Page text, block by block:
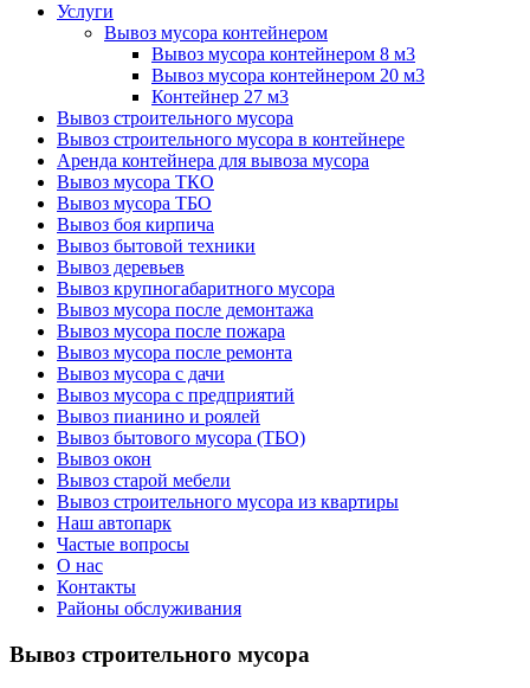
Услуги
Вывоз мусора контейнером
Вывоз мусора контейнером 8 м3
Вывоз мусора контейнером 20 м3
Контейнер 27 м3
Вывоз строительного мусора
Вывоз строительного мусора в контейнере
Аренда контейнера для вывоза мусора
Вывоз мусора ТКО
Вывоз мусора ТБО
Вывоз боя кирпича
Вывоз бытовой техники
Вывоз деревьев
Вывоз крупногабаритного мусора
Вывоз мусора после демонтажа
Вывоз мусора после пожара
Вывоз мусора после ремонта
Вывоз мусора с дачи
Вывоз мусора с предприятий
Вывоз пианино и роялей
Вывоз бытового мусора (ТБО)
Вывоз окон
Вывоз старой мебели
Вывоз строительного мусора из квартиры
Наш автопарк
Частые вопросы
О нас
Контакты
Районы обслуживания
Вывоз строительного мусора